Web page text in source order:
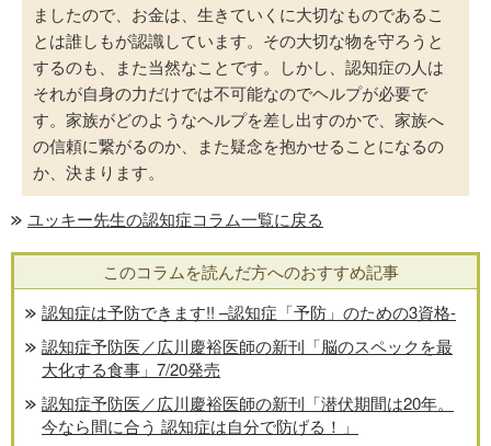
ましたので、お金は、生きていくに大切なものであるこ
とは誰しもが認識しています。その大切な物を守ろうと
するのも、また当然なことです。しかし、認知症の人は
それが自身の力だけでは不可能なのでヘルプが必要で
す。家族がどのようなヘルプを差し出すのかで、家族へ
の信頼に繋がるのか、また疑念を抱かせることになるの
か、決まります。
ユッキー先生の認知症コラム一覧に戻る
このコラムを読んだ方へのおすすめ記事
認知症は予防できます!! –認知症「予防」のための3資格-
認知症予防医／広川慶裕医師の新刊「脳のスペックを最
大化する食事」7/20発売
認知症予防医／広川慶裕医師の新刊「潜伏期間は20年。
今なら間に合う 認知症は自分で防げる！」